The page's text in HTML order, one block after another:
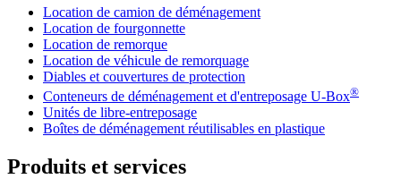
Location de camion de déménagement
Location de fourgonnette
Location de remorque
Location de véhicule de remorquage
Diables et couvertures de protection
Conteneurs de déménagement et d'entreposage U-Box®
Unités de libre-entreposage
Boîtes de déménagement réutilisables en plastique
Produits et services